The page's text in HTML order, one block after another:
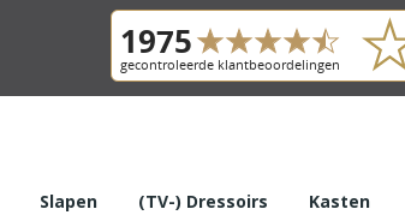
Slapen (TV-) Dressoirs Kasten